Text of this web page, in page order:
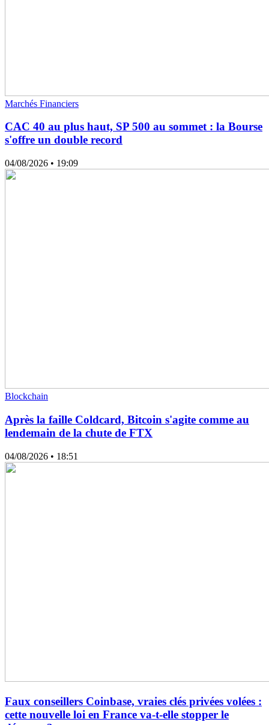
Marchés Financiers
CAC 40 au plus haut, SP 500 au sommet : la Bourse
s'offre un double record
04/08/2026 • 19:09
Blockchain
Après la faille Coldcard, Bitcoin s'agite comme au
lendemain de la chute de FTX
04/08/2026 • 18:51
Faux conseillers Coinbase, vraies clés privées volées :
cette nouvelle loi en France va-t-elle stopper le